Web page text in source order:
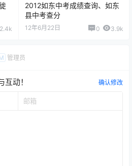
2.4k
2012如东中考成绩查询、如东
县中考查分
12年6月22日 0 3.9k
管理员
动！ 确认修改